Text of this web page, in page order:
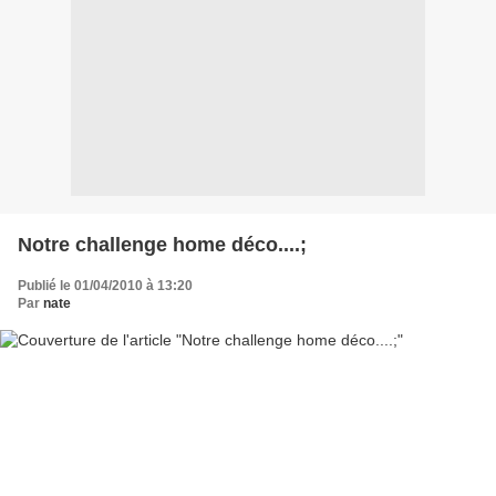
Notre challenge home déco....;
Publié le 01/04/2010 à 13:20
Par nate